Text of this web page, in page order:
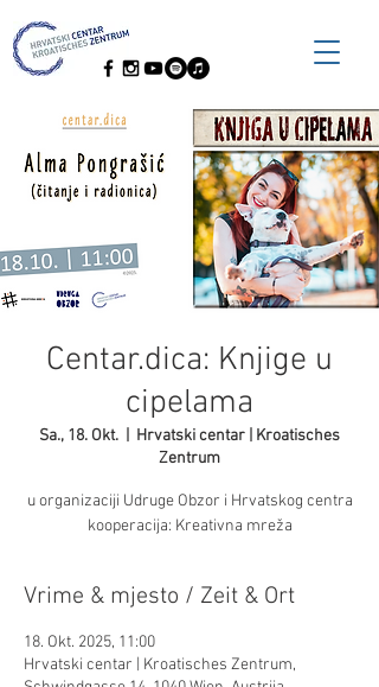
Centar.dica: Knjige u
cipelama
Sa., 18. Okt.
Hrvatski centar | Kroatisches
Zentrum
u organizaciji Udruge Obzor i Hrvatskog centra
kooperacija: Kreativna mreža
Vrime & mjesto / Zeit & Ort
18. Okt. 2025, 11:00
Hrvatski centar | Kroatisches Zentrum,